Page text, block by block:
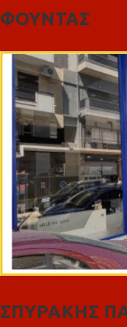
ΦΟΥΝΤΑΣ
ΣΠΥΡΑΚΗΣ